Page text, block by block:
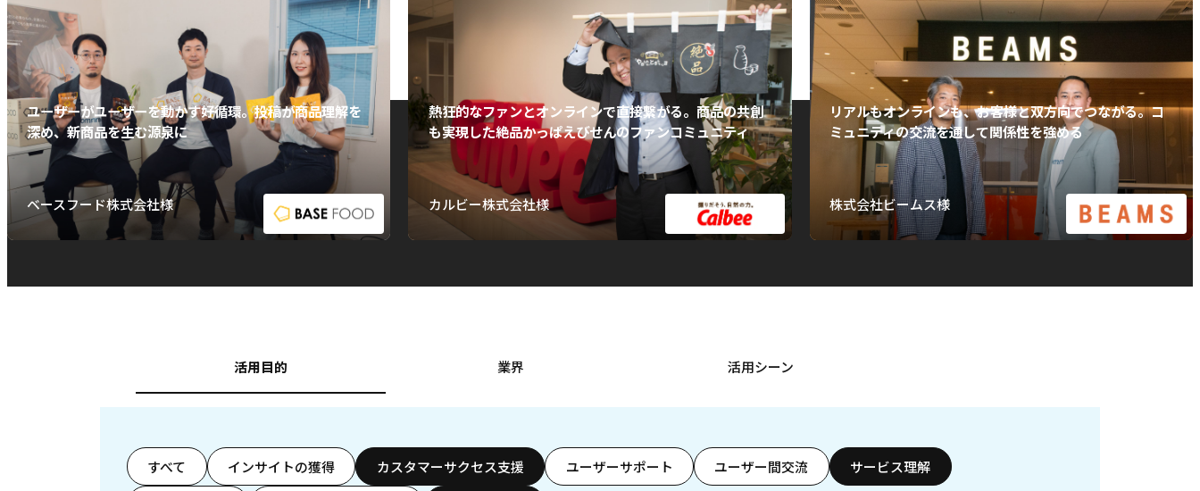
ユーザーがユーザーを動かす好循環。投稿が商品理解を
深め、新商品を生む源泉に
ベースフード株式会社様
熱狂的なファンとオンラインで直接繋がる。商品の共創
も実現した絶品かっぱえびせんのファンコミュニティ
カルビー株式会社様
リアルもオンラインも、お客様と双方向でつながる。コ
ミュニティの交流を通して関係性を強める
株式会社ビームス様
活用目的 業界 活用シーン
すべて インサイトの獲得 カスタマーサクセス支援 ユーザーサポート ユーザー間交流 サービス理解